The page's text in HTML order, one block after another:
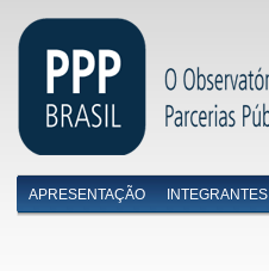
Menu primário
APRESENTAÇÃO INTEGRANTES